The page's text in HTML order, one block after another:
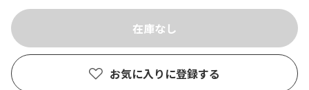
お気に入りに登録する